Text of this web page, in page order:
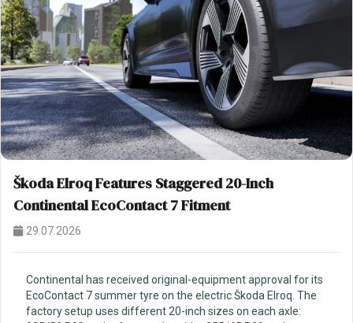
Škoda Elroq Features Staggered 20-Inch
Continental EcoContact 7 Fitment
29.07.2026
Continental has received original-equipment approval for its
EcoContact 7 summer tyre on the electric Škoda Elroq. The
factory setup uses different 20-inch sizes on each axle: